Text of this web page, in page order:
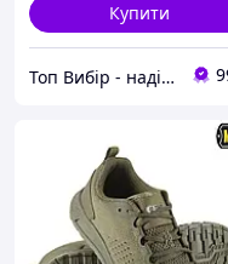
Купити
Топ Вибір - надійний магазин, перевірений часом